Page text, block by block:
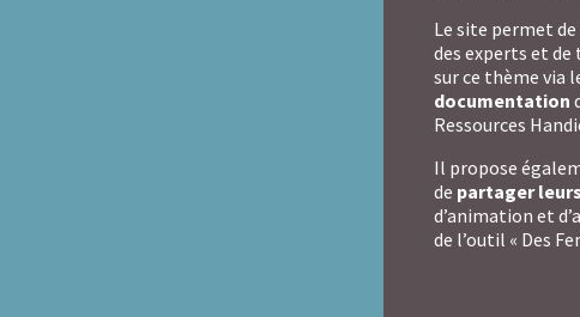
Le site permet de
des experts et de
sur ce thème via
documentation
Ressources
Il propose
de partager
d’animation et
de l’outil « Des